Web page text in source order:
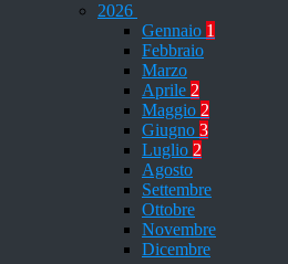
2026
Gennaio 1
Febbraio
Marzo
Aprile 2
Maggio 2
Giugno 3
Luglio 2
Agosto
Settembre
Ottobre
Novembre
Dicembre